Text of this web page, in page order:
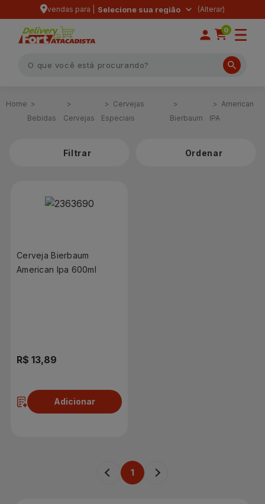
vendas para | Selecione sua região
0
Bebidas Cervejas
Cervejas
Especiais
Bierbaum
American
IPA
Filtrar
Cerveja Bierbaum
American Ipa 600ml
R$ 13,89
Adicionar
1